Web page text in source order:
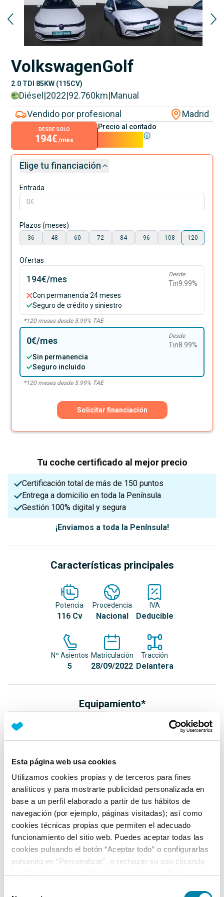
Esta página web usa cookies
Utilizamos cookies propias y de terceros para fines
analíticos y para mostrarte publicidad personalizada en
base a un perfil elaborado a partir de tus hábitos de
navegación (por ejemplo, páginas visitadas); así como
cookies técnicas propias que permiten el adecuado
funcionamiento del sitio web. Puedes aceptar todas las
cookies pulsando el botón “Aceptar todo” o configurarlas
pulsando en “Personalizar”, o rechazar su uso clicando
VolkswagenGolf
2.0 TDI 85KW (115CV)
Diésel |2022|92.760km|Manual
Vendido por profesional
Madrid
DESDE SOLO
194€ /mes
Precio al contado
Elige tu financiación
Entrada
Plazos (meses)
36 48 60 72 84 96 108 120
Ofertas
194€/mes Desde
Tin9.99%
Con permanencia 24 meses
Seguro de crédito y siniestro
*120meses desde 5.99% TAE
0€/mes Desde
Tin8.99%
Sin permanencia
Seguro incluido
*120meses desde 5.99% TAE
Solicitar financiación
Tu coche certificado al mejor precio
Certificación total de más de 150 puntos
Entrega a domicilio en toda la Península
Gestión 100% digital y segura
¡Enviamos a toda la Península!
Características principales
Potencia
116 Cv
Procedencia
Nacional
IVA
Deducible
Nº Asientos
5
Matriculación
28/09/2022
Tracción
Delantera
Equipamiento*
Detalles destacados
CarPlay + Mirror Link)
Faros LED
Luz diurna LED
+ Ver todos
Ficha técnica
Exterior